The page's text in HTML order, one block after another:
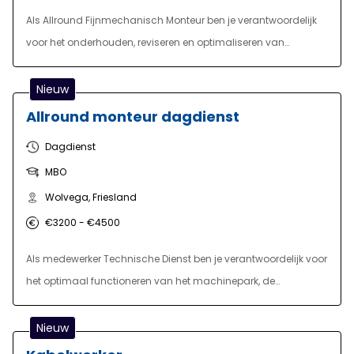
praktijk!
Als Allround Fijnmechanisch Monteur ben je verantwoordelijk
voor het onderhouden, reviseren en optimaliseren van
hoogwaardige matrijzen en fijnmechanische
gereedschappen. Je zorgt ervoor dat de productie veilig,
betrouwbaar en efficiënt blijft draaien.
Nieuw
Allround monteur dagdienst
Dagdienst
MBO
Wolvega, Friesland
€3200 - €4500
Als medewerker Technische Dienst ben je verantwoordelijk voor
het optimaal functioneren van het machinepark, de
installaties en de gebouwen. Dankzij jouw inzet kunnen
collega's in de productie veilig en efficiënt werken.
Nieuw